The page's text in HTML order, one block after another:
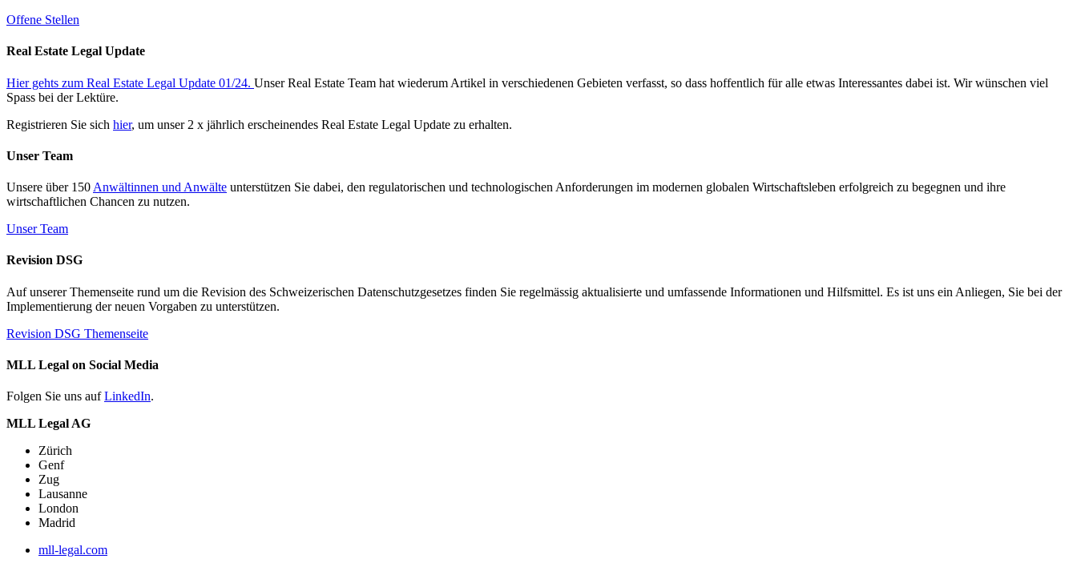
Offene Stellen
Real Estate Legal Update
Hier gehts zum Real Estate Legal Update 01/24. Unser Real Estate Team hat wiederum Artikel in verschiedenen Gebieten verfasst, so dass hoffentlich für alle etwas Interessantes dabei ist. Wir wünschen viel
Spass bei der Lektüre.
Registrieren Sie sich hier, um unser 2 x jährlich erscheinendes Real Estate Legal Update zu erhalten.
Unser Team
Unsere über 150 Anwältinnen und Anwälte unterstützen Sie dabei, den regulatorischen und technologischen Anforderungen im modernen globalen Wirtschaftsleben erfolgreich zu begegnen und ihre
wirtschaftlichen Chancen zu nutzen.
Unser Team
Revision DSG
Auf unserer Themenseite rund um die Revision des Schweizerischen Datenschutzgesetzes finden Sie regelmässig aktualisierte und umfassende Informationen und Hilfsmittel. Es ist uns ein Anliegen, Sie bei der
Implementierung der neuen Vorgaben zu unterstützen.
Revision DSG Themenseite
MLL Legal on Social Media
Folgen Sie uns aufLinkedIn.
MLL Legal AG
Zürich
Genf
Zug
Lausanne
London
Madrid
mll-legal.com